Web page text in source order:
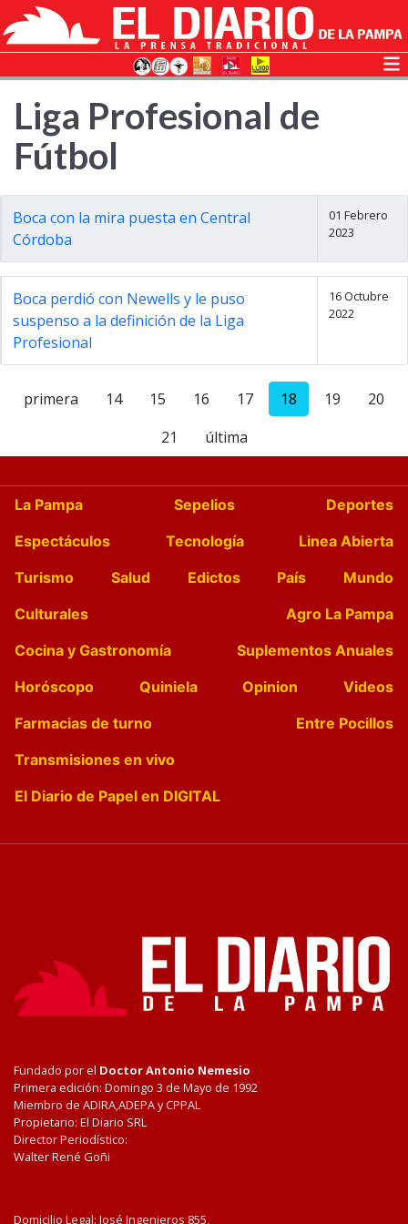
Liga Profesional de
Fútbol
Boca con la mira puesta en Central
Córdoba
01 Febrero
2023
Boca perdió con Newells y le puso
suspenso a la definición de la Liga
Profesional
16 Octubre
2022
primera 14 15 16 17 18 19
20
21
última
La Pampa Sepelios
Deportes
Espectáculos
Tecnología
Linea Abierta
Turismo
Salud Edictos País
Mundo
Culturales
Agro La Pampa
Cocina y Gastronomía
Suplementos Anuales
Horóscopo
Quiniela Opinion
Videos
Farmacias de turno
Entre Pocillos
Transmisiones en vivo
El Diario de Papel en DIGITAL
Fundado por el Doctor Antonio Nemesio
Primera edición: Domingo 3 de Mayo de 1992
Miembro de ADIRA,ADEPA y CPPAL
Propietario: El Diario SRL
Director Periodístico:
Walter René Goñi
Domicilio Legal: José Ingenieros 855,